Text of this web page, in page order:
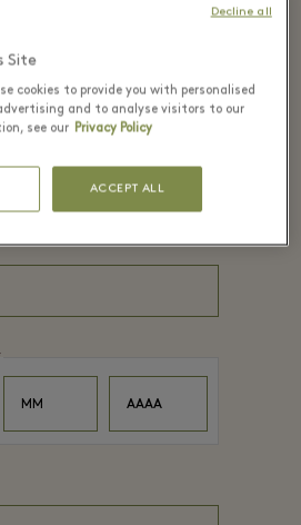
Month
MM
Year
AAAA
Site
cookies to provide you with personalised
and to analyse visitors to our
see our Privacy Policy
ACCEPT ALL
Decline all